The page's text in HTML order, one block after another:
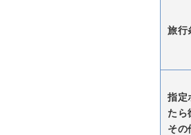
旅行
指定
たら
その